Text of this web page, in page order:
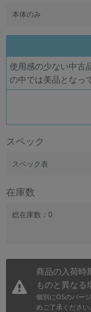
本体のみ
使用感の少ない中古
の中では美品となっ
スペック
スペック表
在庫数
総在庫数：0
商品の入荷時
ものと異なる
個別にOSのバー
めご了承ください。
商品状態の絞り込み
CPUの絞り込み
OS
メモリ